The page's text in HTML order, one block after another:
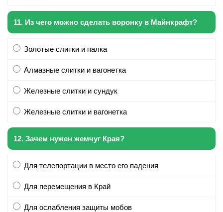
11. Из чего можно сделать воронку в Майнкрафт?
Золотые слитки и палка
Алмазные слитки и вагонетка
Железные слитки и сундук
Железные слитки и вагонетка
12. Зачем нужен жемчуг Края?
Для телепортации в место его падения
Для перемещения в Край
Для ослабления защиты мобов